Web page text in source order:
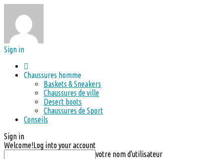
Sign in
Chaussures homme
Baskets & Sneakers
Chaussures de ville
Desert boots
Chaussures de Sport
Conseils
Sign in
Welcome!Log into your account
votre nom d'utilisateur